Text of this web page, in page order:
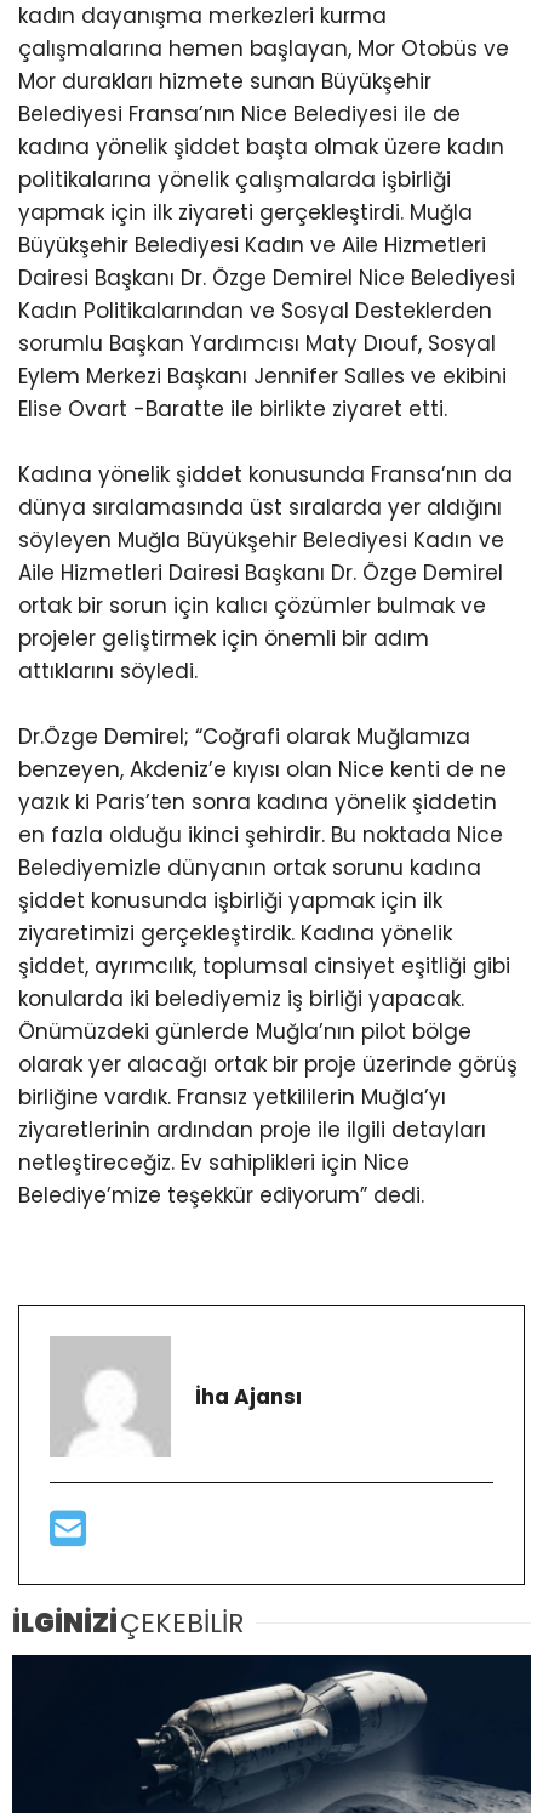
kadın dayanışma merkezleri kurma
çalışmalarına hemen başlayan, Mor Otobüs ve
Mor durakları hizmete sunan Büyükşehir
Belediyesi Fransa’nın Nice Belediyesi ile de
kadına yönelik şiddet başta olmak üzere kadın
politikalarına yönelik çalışmalarda işbirliği
yapmak için ilk ziyareti gerçekleştirdi. Muğla
Büyükşehir Belediyesi Kadın ve Aile Hizmetleri
Dairesi Başkanı Dr. Özge Demirel Nice Belediyesi
Kadın Politikalarından ve Sosyal Desteklerden
sorumlu Başkan Yardımcısı Maty Dıouf, Sosyal
Eylem Merkezi Başkanı Jennifer Salles ve ekibini
Elise Ovart -Baratte ile birlikte ziyaret etti.
Kadına yönelik şiddet konusunda Fransa’nın da
dünya sıralamasında üst sıralarda yer aldığını
söyleyen Muğla Büyükşehir Belediyesi Kadın ve
Aile Hizmetleri Dairesi Başkanı Dr. Özge Demirel
ortak bir sorun için kalıcı çözümler bulmak ve
projeler geliştirmek için önemli bir adım
attıklarını söyledi.
Dr.Özge Demirel; “Coğrafi olarak Muğlamıza
benzeyen, Akdeniz’e kıyısı olan Nice kenti de ne
yazık ki Paris’ten sonra kadına yönelik şiddetin
en fazla olduğu ikinci şehirdir. Bu noktada Nice
Belediyemizle dünyanın ortak sorunu kadına
şiddet konusunda işbirliği yapmak için ilk
ziyaretimizi gerçekleştirdik. Kadına yönelik
şiddet, ayrımcılık, toplumsal cinsiyet eşitliği gibi
konularda iki belediyemiz iş birliği yapacak.
Önümüzdeki günlerde Muğla’nın pilot bölge
olarak yer alacağı ortak bir proje üzerinde görüş
birliğine vardık. Fransız yetkililerin Muğla’yı
ziyaretlerinin ardından proje ile ilgili detayları
netleştireceğiz. Ev sahiplikleri için Nice
Belediye’mize teşekkür ediyorum” dedi.
İha Ajansı
İLGİNİZİÇEKEBİLİR